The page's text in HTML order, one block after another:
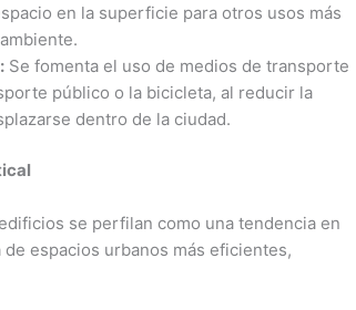
en la superficie para otros usos más
Se fomenta el uso de medios de transporte
público o la bicicleta, al reducir la
dentro de la ciudad.
se perfilan como una tendencia en
espacios urbanos más eficientes,